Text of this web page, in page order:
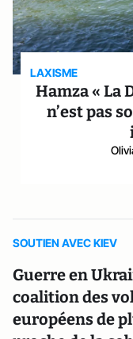
LAXISME
Hamza « La
n’est pas
SOUTIEN AVEC KIEV
Guerre en
coalition des
européens de